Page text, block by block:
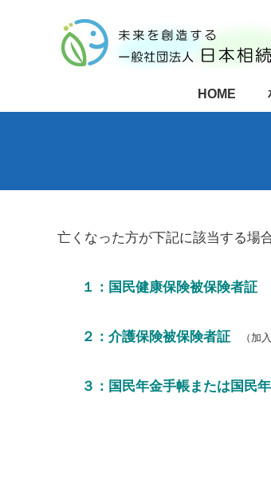
HOME
亡くなった方が下記に該当する場
１：国民健康保険被保険者証
２：介護保険被保険者証 （加入
３：国民年金手帳または国民